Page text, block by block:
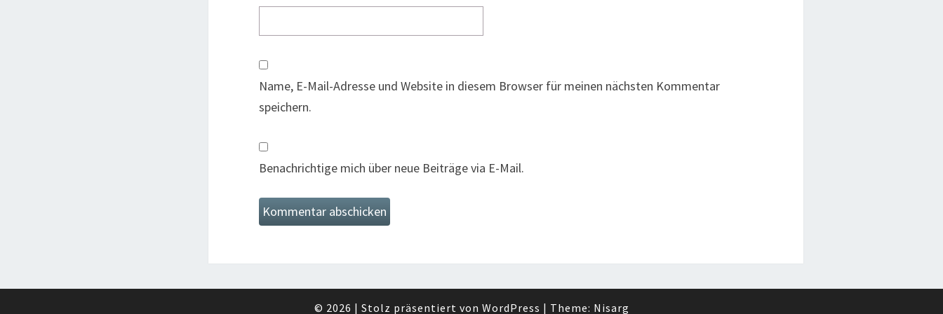
Name, E-Mail-Adresse und Website in diesem Browser für meinen nächsten Kommentar
speichern.
Benachrichtige mich über neue Beiträge via E-Mail.
© 2026 | Stolz präsentiert von WordPress | Theme: Nisarg